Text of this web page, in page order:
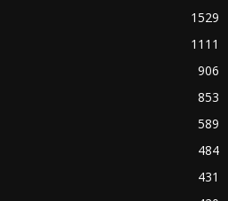
1529
1111
906
853
589
484
431